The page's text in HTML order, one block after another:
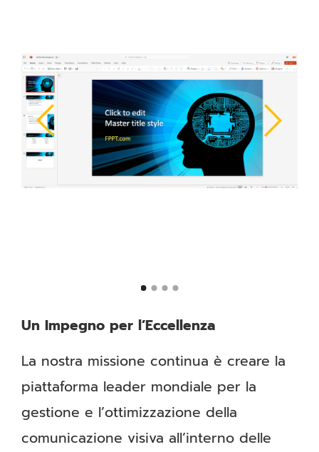
Un Impegno per l’Eccellenza
La nostra missione continua è creare la
piattaforma leader mondiale per la
gestione e l’ottimizzazione della
comunicazione visiva all’interno delle